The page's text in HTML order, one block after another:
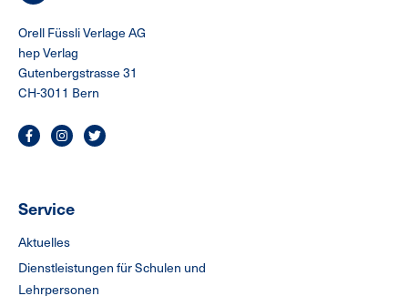
Orell Füssli Verlage AG
hep Verlag
Gutenbergstrasse 31
CH-3011 Bern
Service
Aktuelles
Dienstleistungen für Schulen und
Lehrpersonen